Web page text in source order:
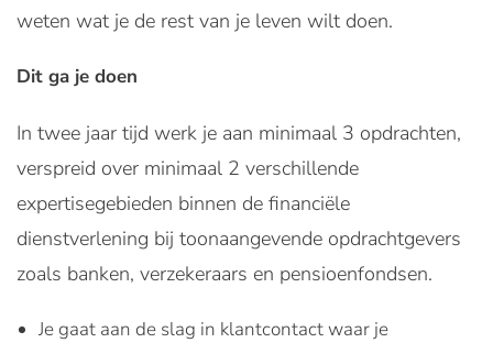
weten wat je de rest van je leven wilt doen.
Dit ga je doen
In twee jaar tijd werk je aan minimaal 3 opdrachten,
verspreid over minimaal 2 verschillende
expertisegebieden binnen de financiële
dienstverlening bij toonaangevende opdrachtgevers
zoals banken, verzekeraars en pensioenfondsen.
Je gaat aan de slag in klantcontact waar je